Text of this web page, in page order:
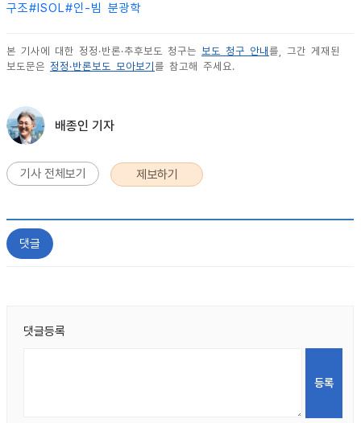
구조#ISOL#인-빔 분광학
본 기사에 대한 정정·반론·추후보도 청구는 보도 청구 안내를, 그간 게재된
보도문은 정정·반론보도 모아보기를 참고해 주세요.
배종인 기자
기사 전체보기 제보하기
댓글
댓글등록